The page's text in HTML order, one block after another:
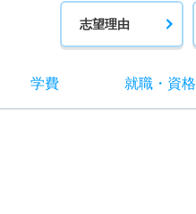
志望理由
学費 就職・ 資格